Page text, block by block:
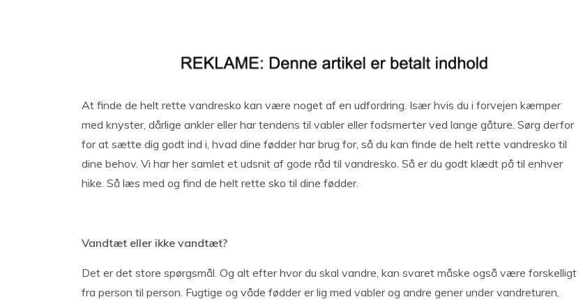
At finde de helt rette vandresko kan være noget af en udfordring. Især hvis du i forvejen kæmper
med knyster, dårlige ankler eller har tendens til vabler eller fodsmerter ved lange gåture. Sørg derfor
for at sætte dig godt ind i, hvad dine fødder har brug for, så du kan finde de helt rette vandresko til
dine behov. Vi har her samlet et udsnit af gode råd til vandresko. Så er du godt klædt på til enhver
hike. Så læs med og find de helt rette sko til dine fødder.
Vandtæt eller ikke vandtæt?
Det er det store spørgsmål. Og alt efter hvor du skal vandre, kan svaret måske også være forskelligt
fra person til person. Fugtige og våde fødder er lig med vabler og andre gener under vandreturen,